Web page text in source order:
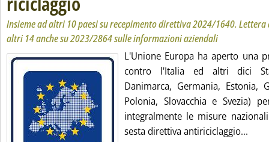
Insieme ad altri 10 paesi su recepimento direttiva 2024/1640. Lettera
altri 14 anche su 2023/2864 sulle informazioni aziendali
L'Unione Europa ha aperto una
contro l'Italia ed altri dici
Danimarca, Germania, Estonia,
Polonia, Slovacchia e Svezia)
integralmente le misure
sesta direttiva antiriciclaggio...